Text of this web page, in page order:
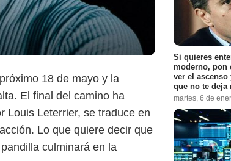
18 de mayo y la
El final del camino ha
Louis Leterrier, se traduce en
Lo que quiere decir que
culminará en la
Si quieres
moderno, pon
ver el
que no te deja
martes, 6 de